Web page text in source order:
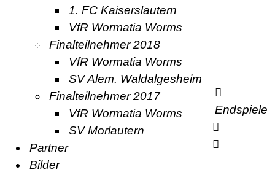
1. FC Kaiserslautern
VfR Wormatia Worms
Finalteilnehmer 2018
VfR Wormatia Worms
SV Alem. Waldalgesheim
Finalteilnehmer 2017
VfR Wormatia Worms
SV Morlautern
Partner
Bilder
Endspiele